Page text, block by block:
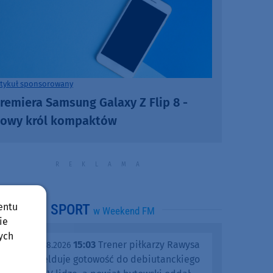
sponsorowany
Samsung Galaxy Z Flip 8 -
król kompaktów
SPORT w Weekend FM
piątek, 07.08.2026 15:03 Trener piłkarzy Rawysa
Raciąż melduje gotowość do debiutanckiego